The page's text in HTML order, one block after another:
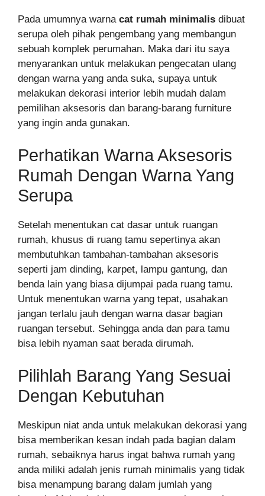
Pada umumnya warna cat rumah minimalis dibuat
serupa oleh pihak pengembang yang membangun
sebuah komplek perumahan. Maka dari itu saya
menyarankan untuk melakukan pengecatan ulang
dengan warna yang anda suka, supaya untuk
melakukan dekorasi interior lebih mudah dalam
pemilihan aksesoris dan barang-barang furniture
yang ingin anda gunakan.
Perhatikan Warna Aksesoris
Rumah Dengan Warna Yang
Serupa
Setelah menentukan cat dasar untuk ruangan
rumah, khusus di ruang tamu sepertinya akan
membutuhkan tambahan-tambahan aksesoris
seperti jam dinding, karpet, lampu gantung, dan
benda lain yang biasa dijumpai pada ruang tamu.
Untuk menentukan warna yang tepat, usahakan
jangan terlalu jauh dengan warna dasar bagian
ruangan tersebut. Sehingga anda dan para tamu
bisa lebih nyaman saat berada dirumah.
Pilihlah Barang Yang Sesuai
Dengan Kebutuhan
Meskipun niat anda untuk melakukan dekorasi yang
bisa memberikan kesan indah pada bagian dalam
rumah, sebaiknya harus ingat bahwa rumah yang
anda miliki adalah jenis rumah minimalis yang tidak
bisa menampung barang dalam jumlah yang